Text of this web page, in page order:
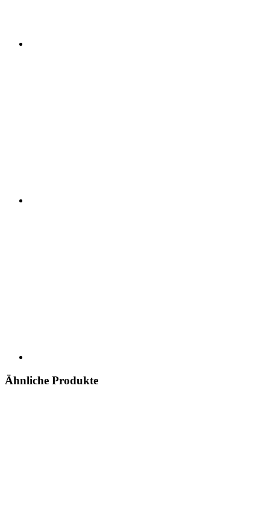
Ähnliche Produkte